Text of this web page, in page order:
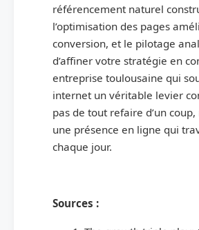
référencement naturel
l’optimisation des pages
conversion, et le pilotage
d’affiner votre stratégie en
entreprise toulousaine qui
internet un véritable levier
pas de tout refaire d’un
une présence en ligne qui
chaque jour.
Sources :